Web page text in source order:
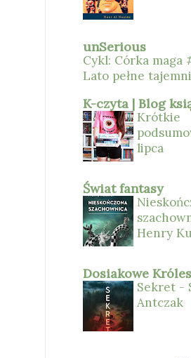
unSerious
Cykl: Córka maga
Lato pełne
K-czyta | Blog
Krótkie
lipca
Świat fantasy
Henry
Dosiakowe
Sekret -
Antczak